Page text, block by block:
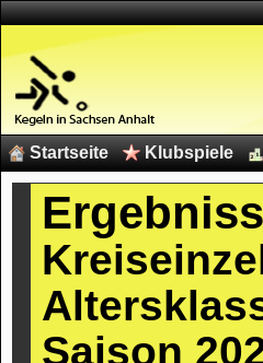
Startseite Klubspiele
Saison